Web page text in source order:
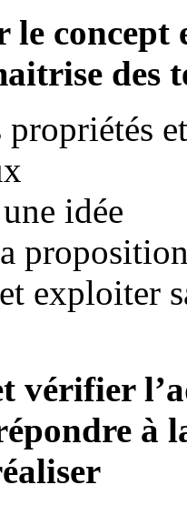
le
des
idée
exploiter
vérifier
à